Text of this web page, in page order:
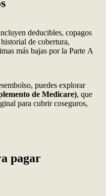
deducibles, copagos
de cobertura,
más bajas por la Parte A
puedes explorar
de Medicare), que
para cubrir coseguros,
pagar